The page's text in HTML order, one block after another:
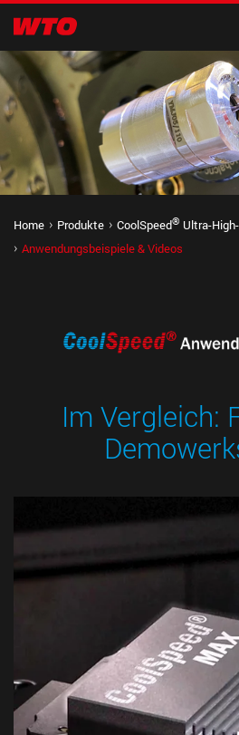
Home Produkte CoolSpeed® Ultra-
Anwendungsbeispiele & Videos
Im Vergleich: